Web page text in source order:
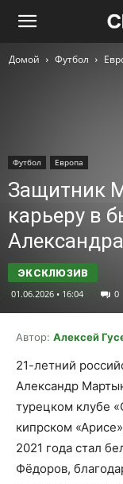
Домой Футбол
Футбол Европа
Защитник
карьеру в
01.06.2026 • 16:04 0
Автор: Алексей
21-летний
Александр
турецком клубе
кипрском
2021 года стал
Фёдоров,